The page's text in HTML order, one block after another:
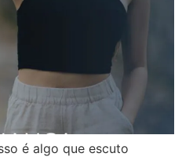
é algo que escuto